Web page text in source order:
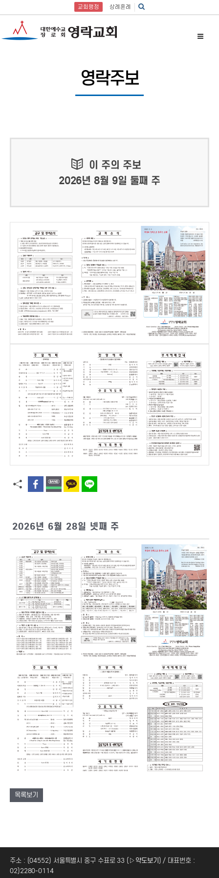
교회행정 상례혼례
영락주보
이 주의 주보
2026년 8월 9일 둘째 주
2026년 6월 28일 넷째 주
목록보기
주소 : (04552) 서울특별시 중구 수표로 33 (▷약도보기 ) / 대표번호 :
02)2280-0114